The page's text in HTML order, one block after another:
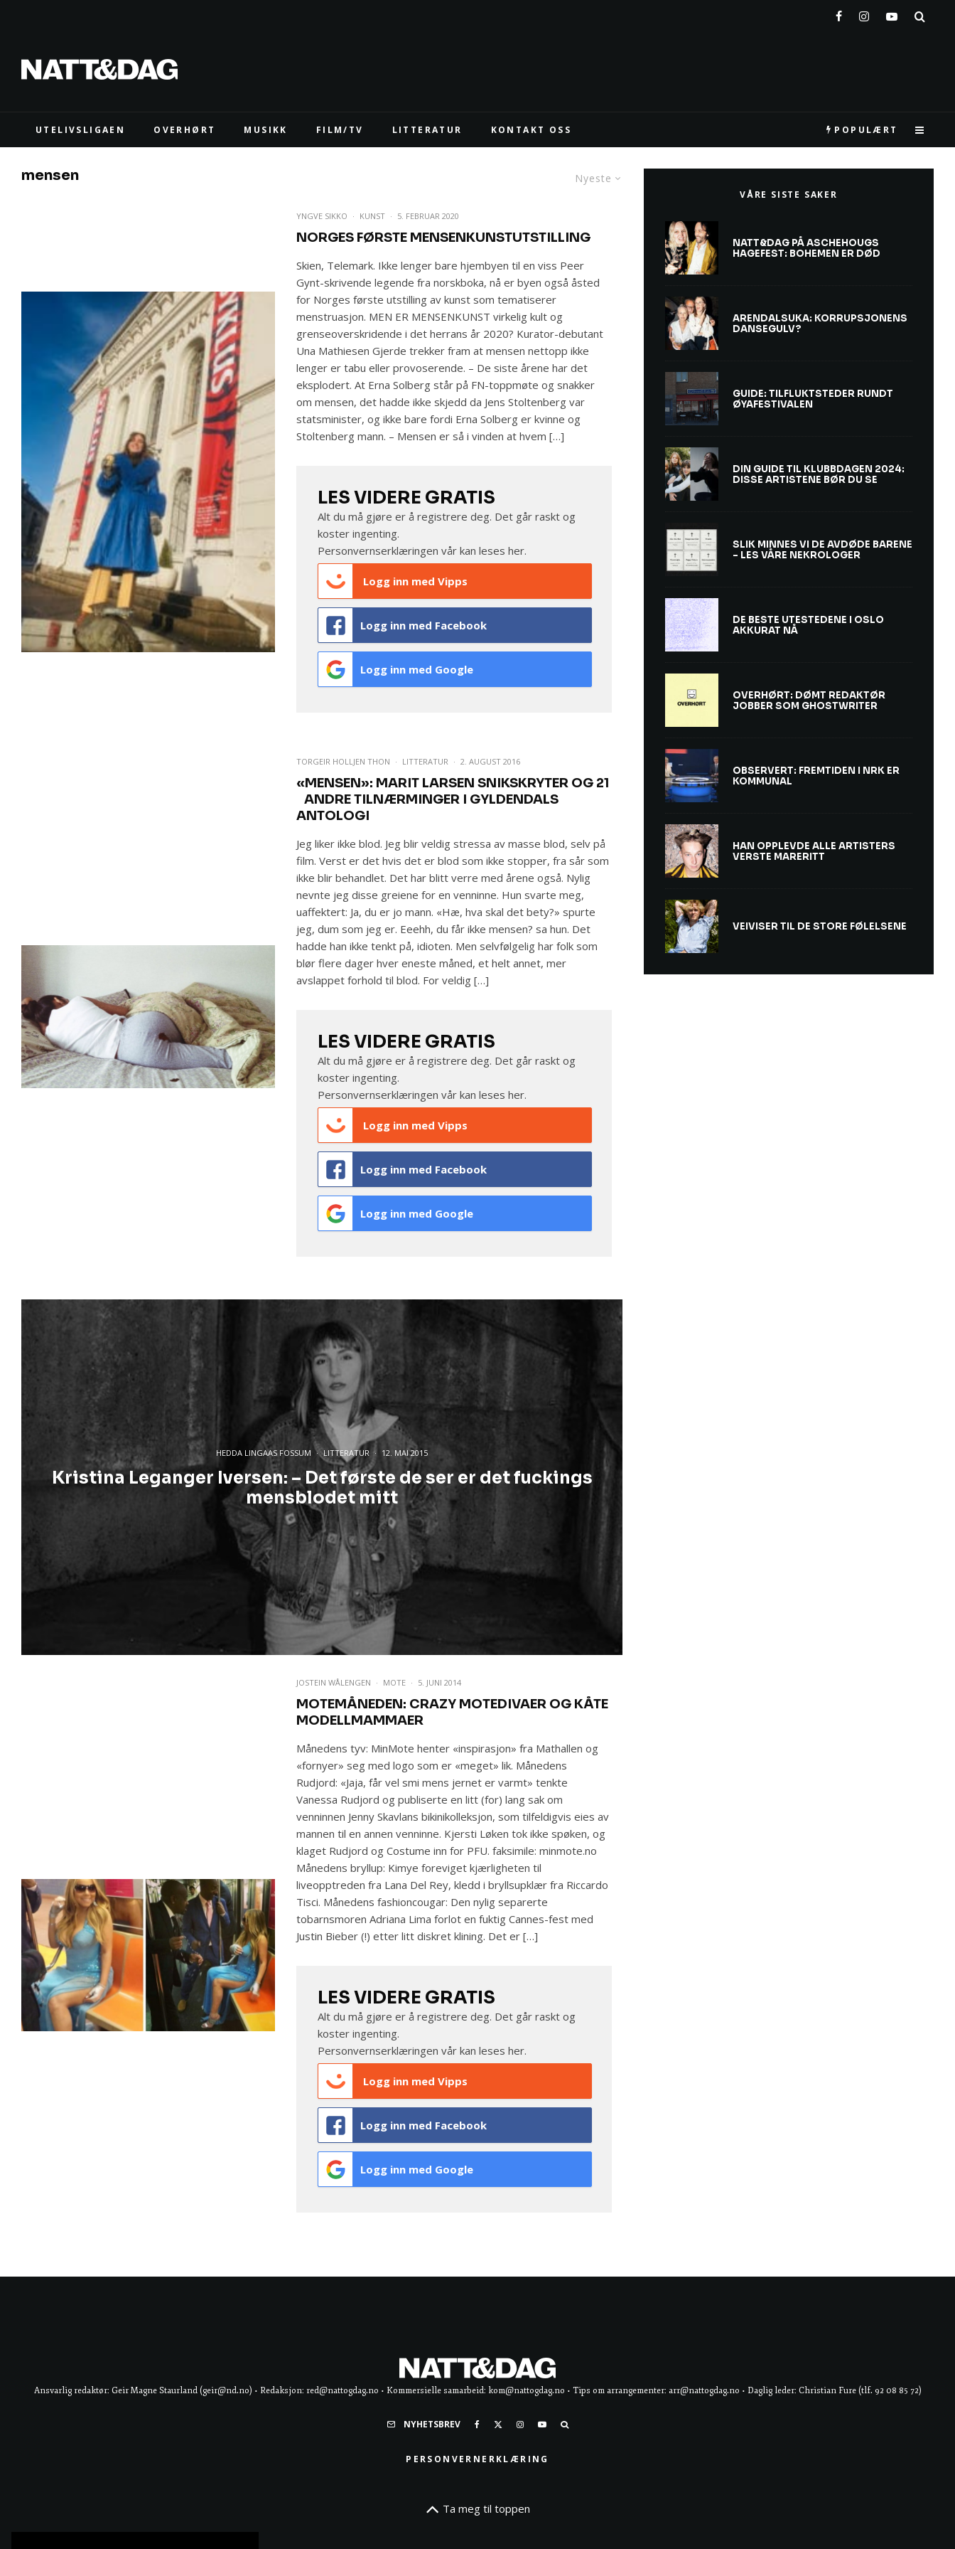
UTELIVSLIGAEN OVERHØRT MUSIKK FILM/TV LITTERATUR KONTAKT OSS POPULÆRT
Nyeste
mensen
YNGVE SIKKO · KUNST · 5. FEBRUAR 2020
NORGES FØRSTE MENSENKUNSTUTSTILLING
Skien, Telemark. Ikke lenger bare hjembyen til en viss Peer
Gynt-skrivende legende fra norskboka, nå er byen også åsted
for Norges første utstilling av kunst som tematiserer
menstruasjon. MEN ER MENSENKUNST virkelig kult og
grenseoverskridende i det herrans år 2020? Kurator-debutant
Una Mathiesen Gjerde trekker fram at mensen nettopp ikke
lenger er tabu eller provoserende. – De siste årene har det
eksplodert. At Erna Solberg står på FN-toppmøte og snakker
om mensen, det hadde ikke skjedd da Jens Stoltenberg var
statsminister, og ikke bare fordi Erna Solberg er kvinne og
Stoltenberg mann. – Mensen er så i vinden at hvem […]
LES VIDERE GRATIS
Alt du må gjøre er å registrere deg. Det går raskt og
koster ingenting.
Personvernserklæringen vår kan lesesher.
Logg inn med Vipps
Logg inn med Facebook
Logg inn med Google
TORGEIR HOLLJEN THON · LITTERATUR · 2. AUGUST 2016
«MENSEN»: MARIT LARSEN SNIKSKRYTER OG 21
ANDRE TILNÆRMINGER I GYLDENDALS
ANTOLOGI
Jeg liker ikke blod. Jeg blir veldig stressa av masse blod, selv på
film. Verst er det hvis det er blod som ikke stopper, fra sår som
ikke blir behandlet. Det har blitt verre med årene også. Nylig
nevnte jeg disse greiene for en venninne. Hun svarte meg,
uaffektert: Ja, du er jo mann. «Hæ, hva skal det bety?» spurte
jeg, dum som jeg er. Eeehh, du får ikke mensen? sa hun. Det
hadde han ikke tenkt på, idioten. Men selvfølgelig har folk som
blør flere dager hver eneste måned, et helt annet, mer
avslappet forhold til blod. For veldig […]
LES VIDERE GRATIS
Alt du må gjøre er å registrere deg. Det går raskt og
koster ingenting.
Personvernserklæringen vår kan lesesher.
Logg inn med Vipps
Logg inn med Facebook
Logg inn med Google
HEDDA LINGAAS FOSSUM · LITTERATUR · 12. MAI 2015
Kristina Leganger Iversen: – Det første de ser er det fuckings
mensblodet mitt
JOSTEIN WÅLENGEN · MOTE · 5. JUNI 2014
MOTEMÅNEDEN: CRAZY MOTEDIVAER OG KÅTE
MODELLMAMMAER
Månedens tyv: MinMote henter «inspirasjon» fra Mathallen og
«fornyer» seg med logo som er «meget» lik. Månedens
Rudjord: «Jaja, får vel smi mens jernet er varmt» tenkte
Vanessa Rudjord og publiserte en litt (for) lang sak om
venninnen Jenny Skavlans bikinikolleksjon, som tilfeldigvis eies av
mannen til en annen venninne. Kjersti Løken tok ikke spøken, og
klaget Rudjord og Costume inn for PFU. faksimile: minmote.no
Månedens bryllup: Kimye foreviget kjærligheten til
liveopptreden fra Lana Del Rey, kledd i bryllsupklær fra Riccardo
Tisci. Månedens fashioncougar: Den nylig separerte
tobarnsmoren Adriana Lima forlot en fuktig Cannes-fest med
Justin Bieber (!) etter litt diskret klining. Det er […]
LES VIDERE GRATIS
Alt du må gjøre er å registrere deg. Det går raskt og
koster ingenting.
Personvernserklæringen vår kan lesesher.
Logg inn med Vipps
Logg inn med Facebook
Logg inn med Google
VÅRE SISTE SAKER
NATT&DAG PÅ ASCHEHOUGS
HAGEFEST: BOHEMEN ER DØD
ARENDALSUKA: KORRUPSJONENS
DANSEGULV?
GUIDE: TILFLUKTSTEDER RUNDT
ØYAFESTIVALEN
DIN GUIDE TIL KLUBBDAGEN 2024:
DISSE ARTISTENE BØR DU SE
SLIK MINNES VI DE AVDØDE BARENE
– LES VÅRE NEKROLOGER
DE BESTE UTESTEDENE I OSLO
AKKURAT NÅ
OVERHØRT: DØMT REDAKTØR
JOBBER SOM GHOSTWRITER
OBSERVERT: FREMTIDEN I NRK ER
KOMMUNAL
HAN OPPLEVDE ALLE ARTISTERS
VERSTE MARERITT
VEIVISER TIL DE STORE FØLELSENE
Ansvarlig redaktør: Geir Magne Staurland (geir@nd.no) • Redaksjon: red@nattogdag.no • Kommersielle samarbeid: kom@nattogdag.no • Tips om arrangementer: arr@nattogdag.no • Daglig leder: Christian Fure (tlf. 92 08 85 72)
NYHETSBREV
PERSONVERNERKLÆRING
Ta meg til toppen